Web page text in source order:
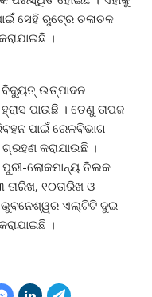
ସେହି ରୁଟ୍‍ରେ ଚଳାଚଳ
।
ବିଦ୍ୟୁତ୍‍ ଉତ୍ପାଦନ
ପାଉଛି । ତେଣୁ ତାପଜ
ପାଇଁ ରେଳବିଭାଗ
କରାଯାଉଛି ।
ଲୋକମାନ୍ୟ ତିଲକ
ତାରିଖ, ୧୦ତାରିଖ ଓ
ଭୁବନେଶ୍ୱର ଏଲ୍‍ଟିଟି ଦୁଇ
।